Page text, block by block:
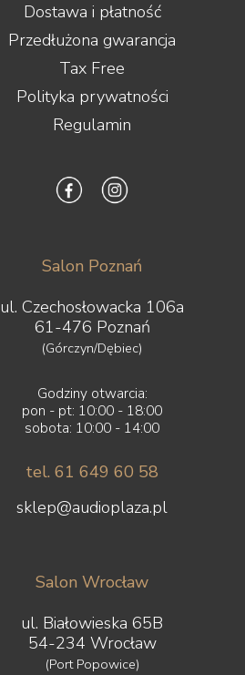
Dostawa i płatność
Przedłużona gwarancja
Tax Free
Polityka prywatności
Regulamin
Salon Poznań
ul. Czechosłowacka 106a
61-476 Poznań
(Górczyn/Dębiec)
Godziny otwarcia:
pon - pt: 10:00 - 18:00
sobota: 10:00 - 14:00
tel. 61 649 60 58
sklep@audioplaza.pl
Salon Wrocław
ul. Białowieska 65B
54-234 Wrocław
(Port Popowice)